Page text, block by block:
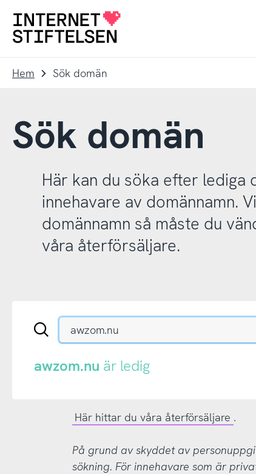
navigering
innehåll
Till
Hem Sök domän
Sök domän
Här kan du söka efter lediga
innehavare av domännamn.
domännamn så måste du
våra återförsäljare.
Sök
.se-
eller
.nu-
awzom.nu är ledig
Här hittar du våra återförsäljare .
På grund av skyddet av
sökning. För innehavare som är